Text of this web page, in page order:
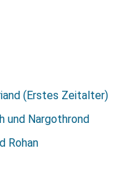
(Erstes Zeitalter)
und Nargothrond
Rohan